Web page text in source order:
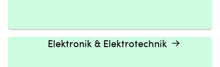
Elektronik & Elektrotechnik